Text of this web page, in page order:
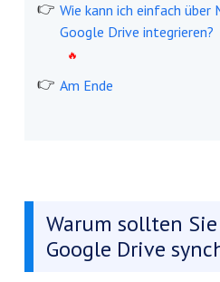
Wie kann ich einfach
Google Drive integrieren?
Am Ende
Warum sollten
Google Drive